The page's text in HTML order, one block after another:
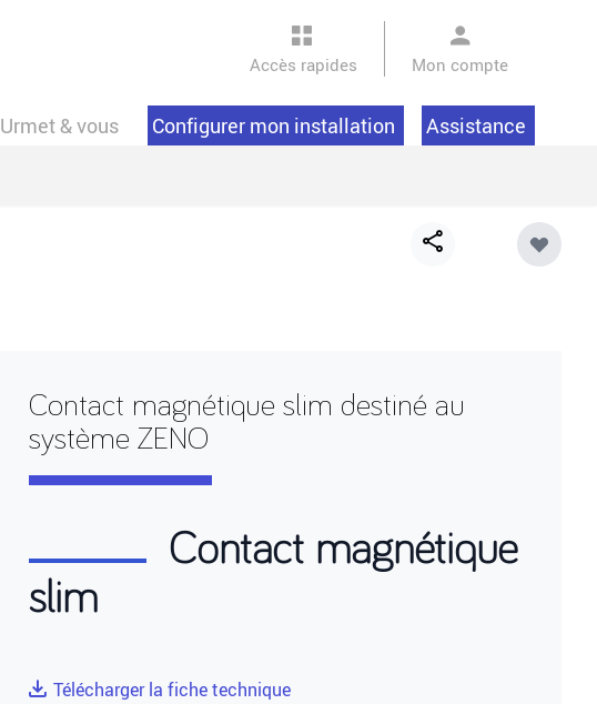
Accès rapides Mon compte
Urmet & vous Configurer mon installation Assistance
Contact magnétique slim destiné au
système ZENO
Contact magnétique
slim
Télécharger la fiche technique